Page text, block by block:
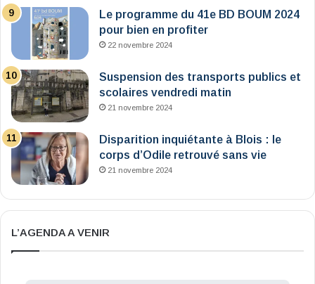
Le programme du 41e BD BOUM 2024
pour bien en profiter
22 novembre 2024
Suspension des transports publics et
scolaires vendredi matin
21 novembre 2024
Disparition inquiétante à Blois : le
corps d’Odile retrouvé sans vie
21 novembre 2024
L’AGENDA A VENIR